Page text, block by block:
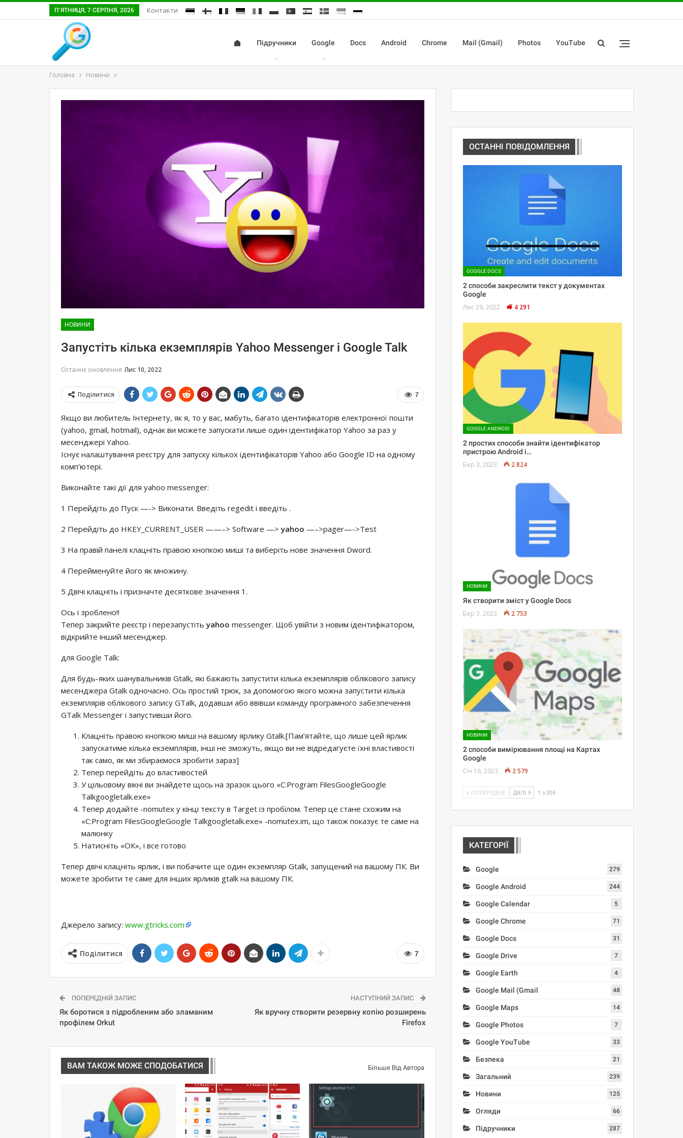
П’ЯТНИЦЯ, 7 СЕРПНЯ, 2026 Контакти
Підручники Google Docs Android Chrome Mail (Gmail) Photos YouTube
Головна Новини
НОВИНИ
Запустіть кілька екземплярів Yahoo Messenger і Google Talk
Останнє оновлення Лис 10, 2022
7
Поділитися
Якщо ви любитель Інтернету, як я, то у вас, мабуть, багато ідентифікаторів електронної пошти
(yahoo, gmail, hotmail), однак ви можете запускати лише один ідентифікатор Yahoo за раз у
месенджері Yahoo.
Існує налаштування реєстру для запуску кількох ідентифікаторів Yahoo або Google ID на одному
комп'ютері.
Виконайте такі дії для yahoo messenger:
1 Перейдіть до Пуск —-> Виконати. Введіть regedit і введіть .
2 Перейдіть до HKEY_CURRENT_USER ——–> Software —>yahoo —–>pager—->Test
3 На правій панелі клацніть правою кнопкою миші та виберіть нове значення Dword.
4 Перейменуйте його як множину.
5 Двічі клацніть і призначте десяткове значення 1.
Ось і зроблено!!
Тепер закрийте реєстр і перезапустітьyahoo messenger. Щоб увійти з новим ідентифікатором,
відкрийте інший месенджер.
для Google Talk:
Для будь-яких шанувальників Gtalk, які бажають запустити кілька екземплярів облікового запису
месенджера Gtalk одночасно. Ось простий трюк, за допомогою якого можна запустити кілька
екземплярів облікового запису GTalk, додавши або ввівши команду програмного забезпечення
GTalk Messenger і запустивши його.
Клацніть правою кнопкою миші на вашому ярлику Gtalk.[Пам’ятайте, що лише цей ярлик
запускатиме кілька екземплярів, інші не зможуть, якщо ви не відредагуєте їхні властивості
так само, як ми збираємося зробити зараз]
Тепер перейдіть до властивостей
У цільовому вікні ви знайдете щось на зразок цього «C:Program FilesGoogleGoogle
Talkgoogletalk.exe»
Тепер додайте -nomutex у кінці тексту в Target із пробілом. Тепер це стане схожим на
«C:Program FilesGoogleGoogle Talkgoogletalk.exe» -nomutex.im, що також показує те саме на
малюнку
Натисніть «ОК», і все готово
Тепер двічі клацніть ярлик, і ви побачите ще один екземпляр Gtalk, запущений на вашому ПК. Ви
можете зробити те саме для інших ярликів gtalk на вашому ПК.
Джерело запису: www.gtricks.com
7
Поділитися
ПОПЕРЕДНІЙ ЗАПИС
Як боротися з підробленим або зламаним
профілем Orkut
НАСТУПНИЙ ЗАПИС
Як вручну створити резервну копію розширень
Firefox
ВАМ ТАКОЖ МОЖЕ СПОДОБАТИСЯ Більше Від Автора
ОСТАННІ ПОВІДОМЛЕННЯ
GOOGLE DOCS
2 способи закреслити текст у документах
Google
Лис 29, 2022 4 291
GOOGLE ANDROID
2 простих способи знайти ідентифікатор
пристрою Android і…
Бер 3, 2023 2 824
НОВИНИ
Як створити зміст у Google Docs
Бер 3, 2023 2 753
НОВИНИ
2 способи вимірювання площі на Картах
Google
Січ 16, 2023 2 579
ПОПЕРЕДНЯ ДАЛІ 1 з 206
КАТЕГОРІЇ
Google 279
Google Android 244
Google Calendar 5
Google Chrome 71
Google Docs 31
Google Drive 7
Google Earth 4
Google Mail (Gmail 48
Google Maps 14
Google Photos 7
Google YouTube 33
Безпека 21
Загальний 239
Новини 125
Огляди 66
Підручники 287